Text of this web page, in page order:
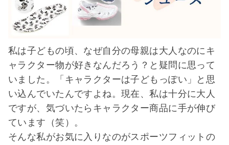
私は子どもの頃、なぜ自分の母親は大人なのにキ
ャラクター物が好きなんだろう？と疑問に思って
いました。「キャラクターは子どもっぽい」と思
い込んでいたんですよね。現在、私は十分に大人
ですが、気づいたらキャラクター商品に手が伸び
ています（笑）。
そんな私がお気に入りなのがスポーツフィットの